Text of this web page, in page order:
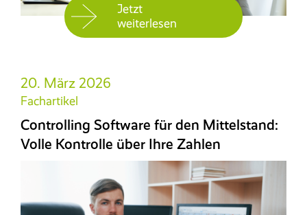
Jetzt
weiterlesen
20. März 2026
Fachartikel
Controlling Software für den Mittelstand:
Volle Kontrolle über Ihre Zahlen